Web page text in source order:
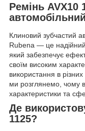
Ремінь AVX10
Клиновий зубчастий
Rubena — це
який забезпечує
своїм високим
використання в
ми розглянемо, чому
характеристики та
Де
1125?